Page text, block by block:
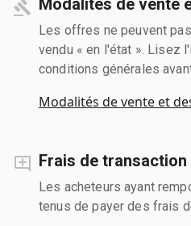
Les offres ne peuvent
vendu « en l'état ». Lisez
conditions générales
Modalités de vente et
Frais de transaction
Les acheteurs ayant
tenus de payer des frais